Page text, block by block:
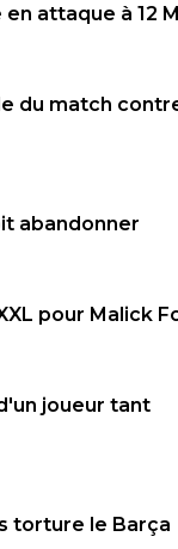
attaque à 12
du match
abandonner
pour Malick
joueur tant
torture le Barça